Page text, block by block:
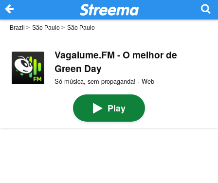
Brazil > São Paulo > São Paulo
Vagalume.FM - O melhor de
Green Day
Só música, sem propaganda! · Web
Play